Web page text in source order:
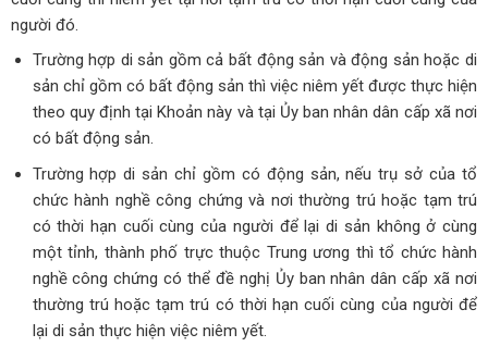
người đó.
Trường hợp di sản gồm cả bất động sản và động sản hoặc di
sản chỉ gồm có bất động sản thì việc niêm yết được thực hiện
theo quy định tại Khoản này và tại Ủy ban nhân dân cấp xã nơi
có bất động sản.
Trường hợp di sản chỉ gồm có động sản, nếu trụ sở của tổ
chức hành nghề công chứng và nơi thường trú hoặc tạm trú
có thời hạn cuối cùng của người để lại di sản không ở cùng
một tỉnh, thành phố trực thuộc Trung ương thì tổ chức hành
nghề công chứng có thể đề nghị Ủy ban nhân dân cấp xã nơi
thường trú hoặc tạm trú có thời hạn cuối cùng của người để
lại di sản thực hiện việc niêm yết.